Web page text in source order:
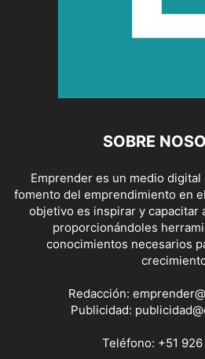
SOBRE
Emprender es un medio
fomento del emprendimiento en
objetivo es inspirar y capacitar
proporcionándoles
conocimientos necesarios
Redacción:
Publicidad:
Teléfono: +51